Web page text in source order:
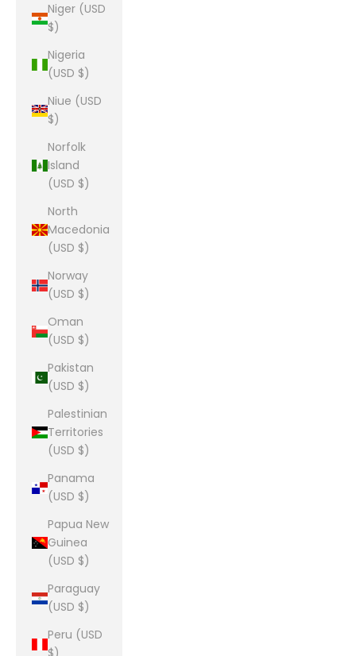
Niger (USD
$)
Nigeria
(USD $)
Niue (USD
$)
Norfolk
Island
(USD $)
North
Macedonia
(USD $)
Norway
(USD $)
Oman
(USD $)
Pakistan
(USD $)
Palestinian
Territories
(USD $)
Panama
(USD $)
Papua New
Guinea
(USD $)
Paraguay
(USD $)
Peru (USD